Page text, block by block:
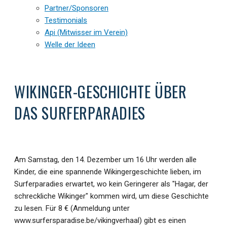
Partner/Sponsoren
Testimonials
Api (Mitwisser im Verein)
Welle der Ideen
WIKINGER-GESCHICHTE ÜBER
DAS SURFERPARADIES
Am Samstag, den 14. Dezember um 16 Uhr werden alle
Kinder, die eine spannende Wikingergeschichte lieben, im
Surferparadies erwartet, wo kein Geringerer als "Hagar, der
schreckliche Wikinger" kommen wird, um diese Geschichte
zu lesen. Für 8 € (Anmeldung unter
www.surfersparadise.be/vikingverhaal) gibt es einen